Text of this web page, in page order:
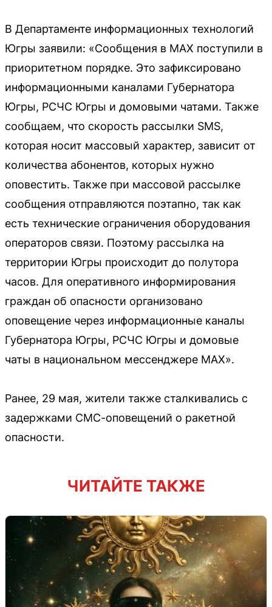
В Департаменте информационных технологий
Югры заявили: «Сообщения в МАХ поступили в
приоритетном порядке. Это зафиксировано
информационными каналами Губернатора
Югры, РСЧС Югры и домовыми чатами. Также
сообщаем, что скорость рассылки SMS,
которая носит массовый характер, зависит от
количества абонентов, которых нужно
оповестить. Также при массовой рассылке
сообщения отправляются поэтапно, так как
есть технические ограничения оборудования
операторов связи. Поэтому рассылка на
территории Югры происходит до полутора
часов. Для оперативного информирования
граждан об опасности организовано
оповещение через информационные каналы
Губернатора Югры, РСЧС Югры и домовые
чаты в национальном мессенджере MAX».
Ранее, 29 мая, жители также сталкивались с
задержками СМС-оповещений о ракетной
опасности.
ЧИТАЙТЕ ТАКЖЕ